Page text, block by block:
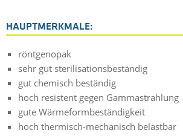
HAUPTMERKMALE:
röntgenopak
sehr gut sterilisationsbeständig
gut chemisch beständig
hoch resistent gegen Gammastrahlung
gute Wärmeformbeständigkeit
hoch thermisch-mechanisch belastbar